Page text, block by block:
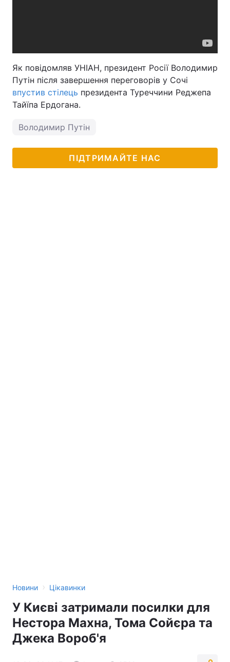
Як повідомляв УНІАН, президент Росії Володимир
Путін після завершення переговорів у Сочі
впустив стілець президента Туреччини Реджепа
Тайїпа Ердогана.
Володимир Путін
ПІДТРИМАЙТЕ НАС
Новини › Цікавинки
У Києві затримали посилки для
Нестора Махна, Тома Сойєра та
Джека Вороб'я